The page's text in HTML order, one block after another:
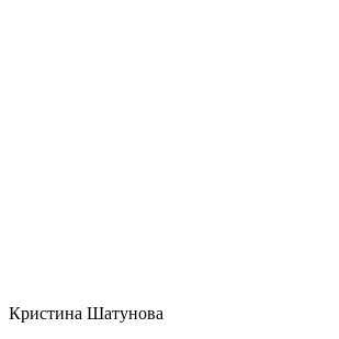
Кристина Шатунова